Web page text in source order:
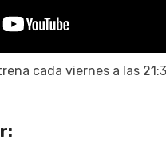
cada viernes a las